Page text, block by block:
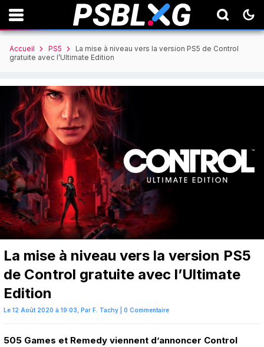
Accueil PS5
La mise à niveau vers la version PS5 de Control
gratuite avec l’Ultimate Edition
La mise à niveau vers la version PS5
de Control gratuite avec l’Ultimate
Edition
Le 12 Août 2020 à 19:03, Par F. Tachy 0 Commentaire
505 Games et Remedy viennent d’annoncer Control